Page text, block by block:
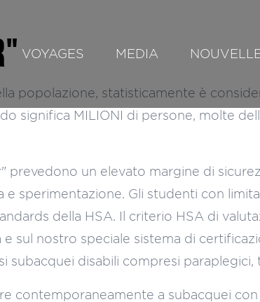
VOYAGES MEDIA
popolazione, statisticamente è
significa MILIONI di persone, molte
un elevato margine di
sperimentazione. Gli studenti con
della HSA. Il criterio HSA di
sul nostro speciale sistema di
subacquei disabili compresi
contemporaneamente a subacquei